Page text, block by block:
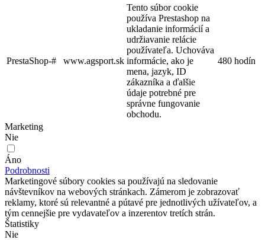
PrestaShop-# www.agsport.sk
Tento súbor cookie
používa Prestashop na
ukladanie informácií a
udržiavanie relácie
používateľa. Uchováva
informácie, ako je
mena, jazyk, ID
zákazníka a ďalšie
údaje potrebné pre
správne fungovanie
obchodu.
480 hodín
Marketing
Nie
Áno
Podrobnosti
Marketingové súbory cookies sa používajú na sledovanie
návštevníkov na webových stránkach. Zámerom je zobrazovať
reklamy, ktoré sú relevantné a pútavé pre jednotlivých užívateľov, a
tým cennejšie pre vydavateľov a inzerentov tretích strán.
Štatistiky
Nie